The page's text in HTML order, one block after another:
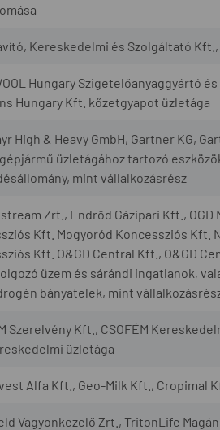
Kereskedelmi és Szolgáltató
Hungary Szigetelőanyaggyártó
Hungary Kft. kőzetgyapot üzletága
High & Heavy GmbH, Gartner KG,
üzletágához tartozó
mint vállalkozásrész
Zrt., Endrőd Gázipari Kft.,
Kft. Mogyoród Koncessziós Kft.
Kft. O&GD Central Kft., O&GD
üzem és sárándi ingatlanok,
bányatelek, mint
Szerelvény Kft., CSOFÉM
üzletága
Alfa Kft., Geo-Milk Kft., Cropimal
Vagyonkezelő Zrt., TritonLife